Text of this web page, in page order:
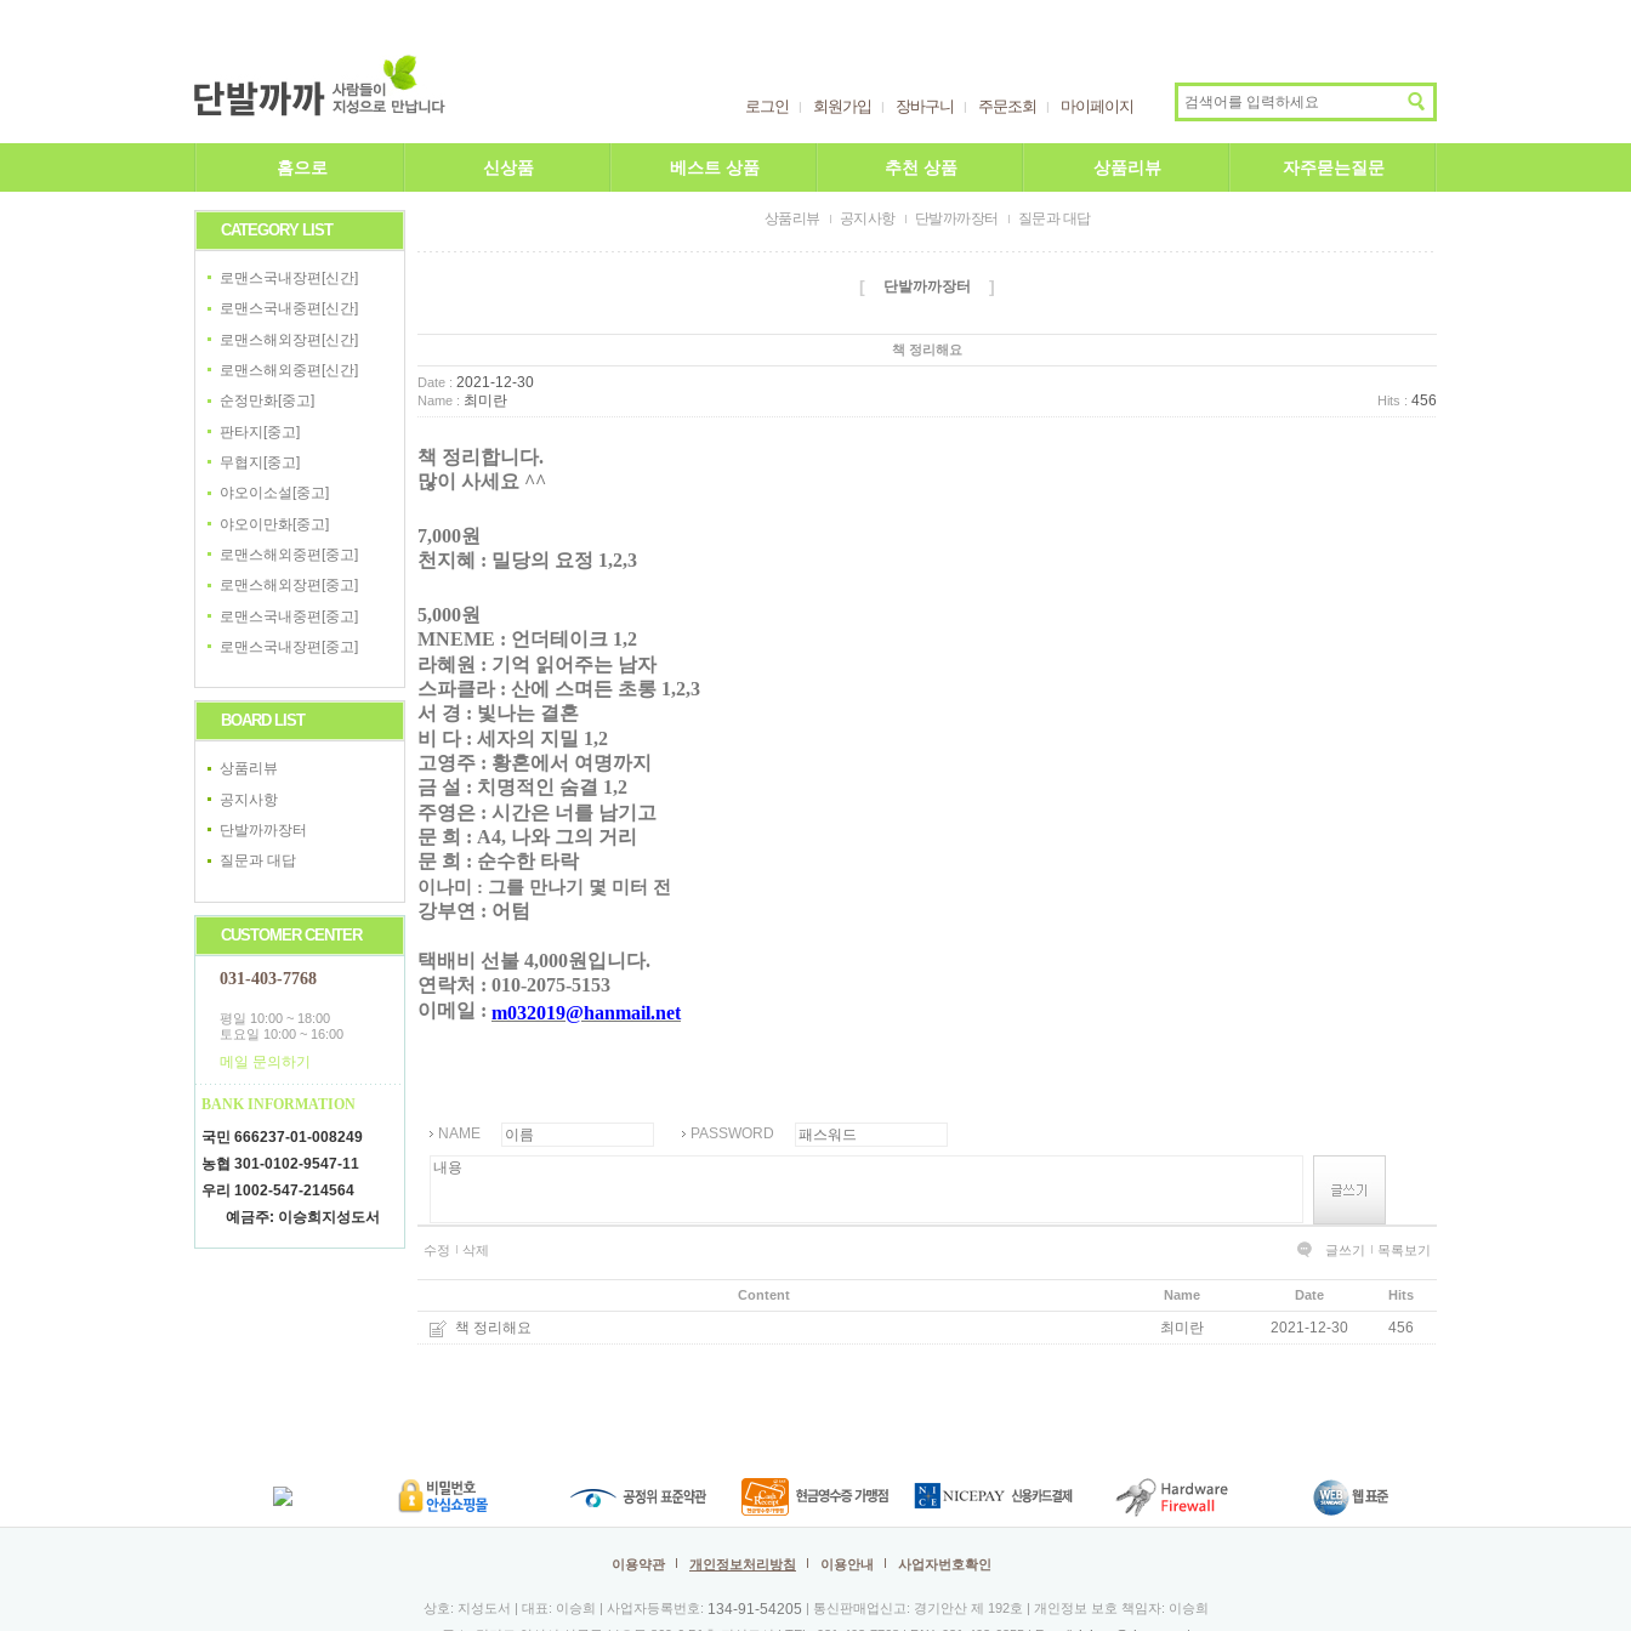
로그인 회원가입 장바구니 주문조회 마이페이지
홈으로 신상품 베스트 상품 추천 상품 상품리뷰 자주묻는질문
CATEGORY LIST
로맨스국내장편[신간]
로맨스국내중편[신간]
로맨스해외장편[신간]
로맨스해외중편[신간]
순정만화[중고]
판타지[중고]
무협지[중고]
야오이소설[중고]
야오이만화[중고]
로맨스해외중편[중고]
로맨스해외장편[중고]
로맨스국내중편[중고]
로맨스국내장편[중고]
BOARD LIST
상품리뷰
공지사항
단발까까장터
질문과 대답
CUSTOMER CENTER
031-403-7768
평일 10:00 ~ 18:00
토요일 10:00 ~ 16:00
메일 문의하기
BANK INFORMATION
국민 666237-01-008249
농협 301-0102-9547-11
우리 1002-547-214564
예금주: 이승희지성도서
상품리뷰 공지사항 단발까까장터 질문과 대답
[ 단발까까장터 ]
책 정리해요
Date : 2021-12-30
Name : 최미란 Hits : 456
책 정리합니다.
많이 사세요 ^^
7,000원
천지혜 : 밀당의 요정 1,2,3
5,000원
MNEME : 언더테이크 1,2
라혜원 : 기억 읽어주는 남자
스파클라 : 산에 스며든 초롱 1,2,3
서 경 : 빛나는 결혼
비 다 : 세자의 지밀 1,2
고영주 : 황혼에서 여명까지
금 설 : 치명적인 숨결 1,2
주영은 : 시간은 너를 남기고
문 희 : A4, 나와 그의 거리
문 희 : 순수한 타락
이나미 : 그를 만나기 몇 미터 전
강부연 : 어텀
택배비 선불 4,000원입니다.
연락처 : 010-2075-5153
이메일 : m032019@hanmail.net
NAME PASSWORD
수정 삭제 글쓰기 목록보기
Content Name Date Hits
책 정리해요 최미란 2021-12-30 456
이용약관 개인정보처리방침 이용안내 사업자번호확인
상호: 지성도서 | 대표: 이승희 | 사업자등록번호: 134-91-54205 | 통신판매업신고: 경기안산 제 192호 | 개인정보 보호 책임자: 이승희